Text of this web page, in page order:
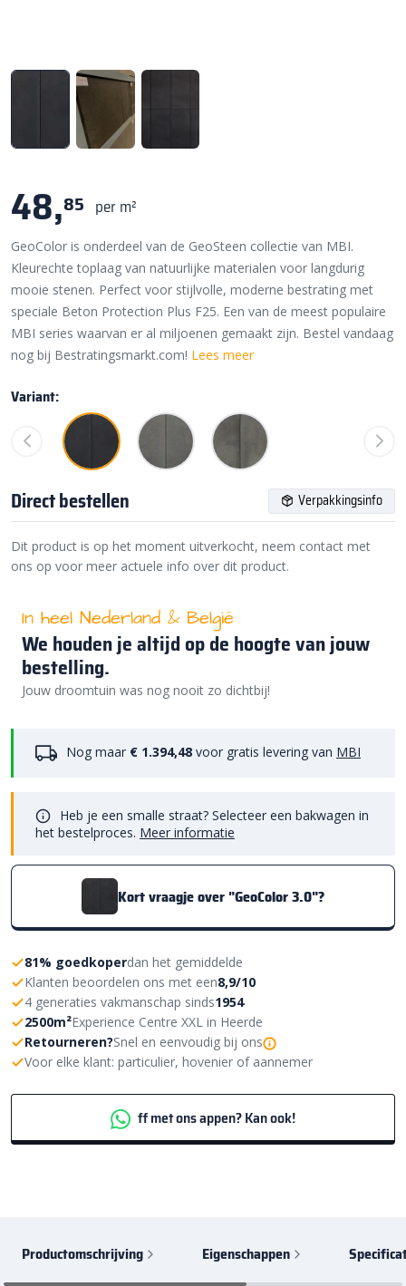
48,85 per m²
GeoColor is onderdeel van de GeoSteen collectie van MBI.
Kleurechte toplaag van natuurlijke materialen voor langdurig
mooie stenen. Perfect voor stijlvolle, moderne bestrating met
speciale Beton Protection Plus F25. Een van de meest populaire
MBI series waarvan er al miljoenen gemaakt zijn. Bestel vandaag
nog bij Bestratingsmarkt.com! Lees meer
Variant:
Direct bestellen Verpakkingsinfo
Dit product is op het moment uitverkocht, neem contact met
ons op voor meer actuele info over dit product.
In heel Nederland & België
We houden je altijd op de hoogte van jouw
bestelling.
Jouw droomtuin was nog nooit zo dichtbij!
Nog maar € 1.394,48 voor gratis levering van MBI
Heb je een smalle straat? Selecteer een bakwagen in
het bestelproces. Meer informatie
Kort vraagje over "GeoColor 3.0"?
81% goedkoperdan het gemiddelde
Klanten beoordelen ons met een8,9/10
4 generaties vakmanschap sinds1954
2500m²Experience Centre XXL in Heerde
Retourneren?Snel en eenvoudig bij ons
Voor elke klant: particulier, hovenier of aannemer
ff met ons appen? Kan ook!
Productomschrijving Eigenschappen